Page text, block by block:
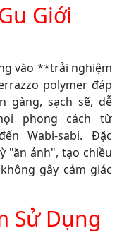
Giới
vào **trải nghiệm
polymer đáp
gàng, sạch sẽ, dễ
phong cách từ
Wabi-sabi. Đặc
"ăn ảnh", tạo chiều
gây cảm giác
Sử Dụng